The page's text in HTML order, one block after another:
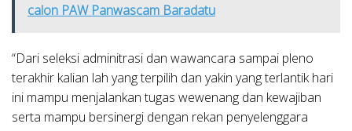
calon PAW Panwascam Baradatu
“Dari seleksi adminitrasi dan wawancara sampai pleno
terakhir kalian lah yang terpilih dan yakin yang terlantik hari
ini mampu menjalankan tugas wewenang dan kewajiban
serta mampu bersinergi dengan rekan penyelenggara